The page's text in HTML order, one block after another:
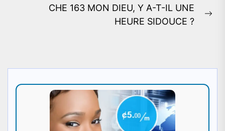
CHE 163 MON DIEU, Y A-T-IL UNE
HEURE SIDOUCE ?